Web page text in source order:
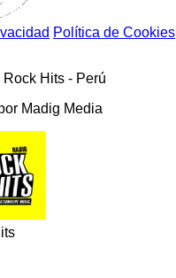
Política de Cookies
Hits - Perú
Madig Media